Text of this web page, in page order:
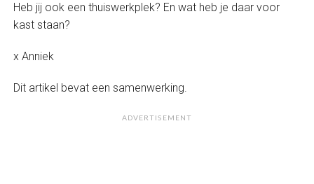
Heb jij ook een thuiswerkplek? En wat heb je daar voor
kast staan?
x Anniek
Dit artikel bevat een samenwerking.
ADVERTISEMENT